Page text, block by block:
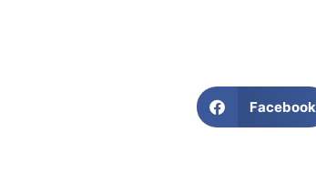
Facebook